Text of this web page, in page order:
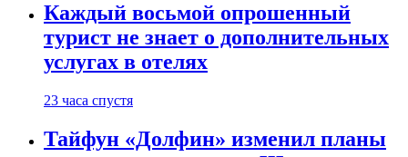
Каждый восьмой опрошенный
турист не знает о дополнительных
услугах в отелях
23 часа спустя
Тайфун «Долфин» изменил планы